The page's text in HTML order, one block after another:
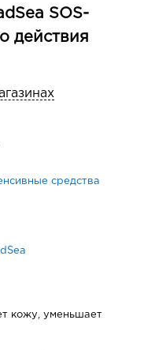
SOS-
действия
средства
кожу, уменьшает